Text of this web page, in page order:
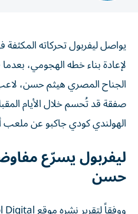
لإعادة بناء خطه الهجومي،
الجناح المصري هيثم حسن، لاعب
صفقة قد تُحسم خلال الأيام
الهولندي كودي جاكبو عن ملعب
ليفربول يسرّع
حسن